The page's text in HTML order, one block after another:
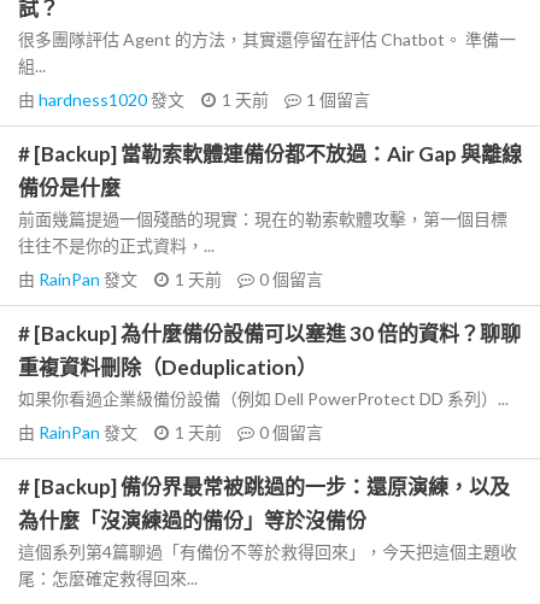
試？
很多團隊評估 Agent 的方法，其實還停留在評估 Chatbot。 準備一
組...
由 hardness1020發文 1 天前 1 個留言
# [Backup] 當勒索軟體連備份都不放過：Air Gap 與離線
備份是什麼
前面幾篇提過一個殘酷的現實：現在的勒索軟體攻擊，第一個目標
往往不是你的正式資料，...
由 RainPan 發文 1 天前 0個留言
# [Backup] 為什麼備份設備可以塞進 30 倍的資料？聊聊
重複資料刪除（Deduplication）
如果你看過企業級備份設備（例如 Dell PowerProtect DD 系列）...
由 RainPan 發文 1 天前 0個留言
# [Backup] 備份界最常被跳過的一步：還原演練，以及
為什麼「沒演練過的備份」等於沒備份
這個系列第4篇聊過「有備份不等於救得回來」，今天把這個主題收
尾：怎麼確定救得回來...